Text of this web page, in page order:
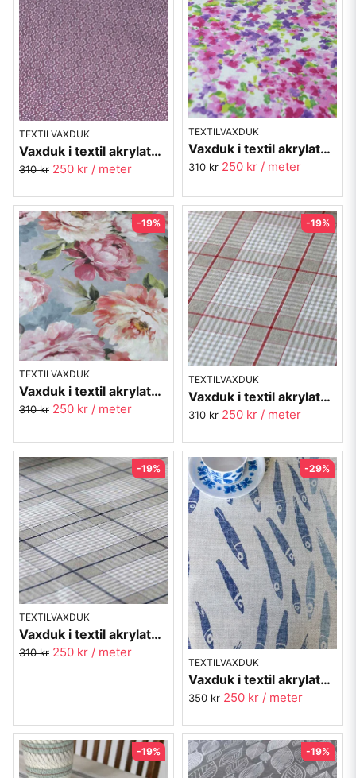
TEXTILVAXDUK
Vaxduk i textil akrylatbehandlad - Ronja mörklila med cirklar
310 kr 250 kr / meter
TEXTILVAXDUK
Vaxduk i textil akrylatbehandlad vaxduk - Blomster
310 kr 250 kr / meter
TEXTILVAXDUK
Vaxduk i textil akrylatbehandlad vaxduk - Sofiero
310 kr 250 kr / meter
-19%
TEXTILVAXDUK
Vaxduk i textil akrylatbehandlad vaxduk - Visby röd
310 kr 250 kr / meter
-19%
TEXTILVAXDUK
Vaxduk i textil akrylatbehandlad vaxduk - Visby blå
310 kr 250 kr / meter
-19%
TEXTILVAXDUK
Vaxduk i textil akrylatbehandlad - Fiskar
350 kr 250 kr / meter
-29%
-19% -19%